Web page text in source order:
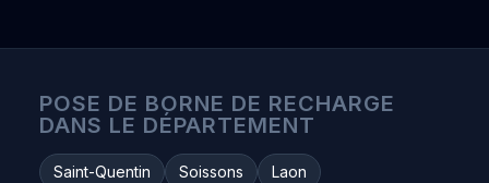
POSE DE BORNE DE RECHARGE
DANS LE DÉPARTEMENT
Saint-Quentin Soissons
Laon